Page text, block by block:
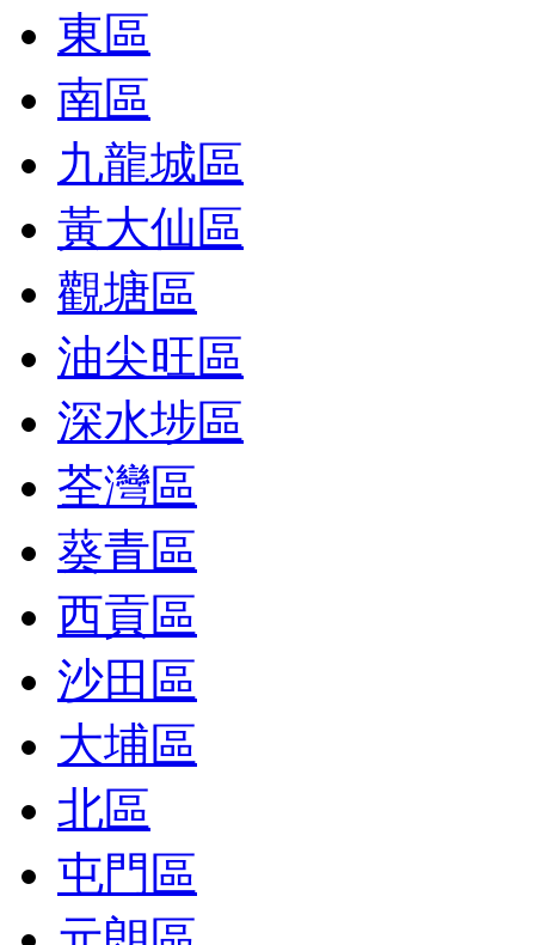
東區
南區
九龍城區
黃大仙區
觀塘區
油尖旺區
深水埗區
荃灣區
葵青區
西貢區
沙田區
大埔區
北區
屯門區